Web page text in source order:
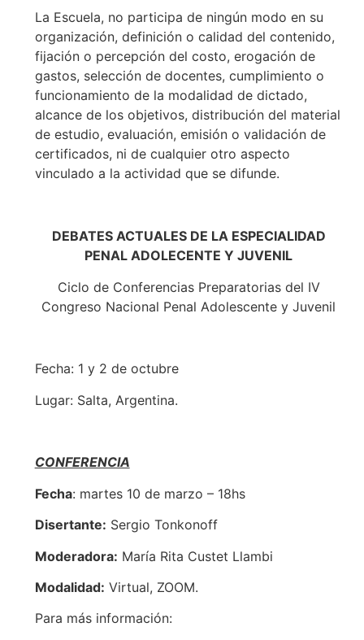
La Escuela, no participa de ningún modo en su
organización, definición o calidad del contenido,
fijación o percepción del costo, erogación de
gastos, selección de docentes, cumplimiento o
funcionamiento de la modalidad de dictado,
alcance de los objetivos, distribución del material
de estudio, evaluación, emisión o validación de
certificados, ni de cualquier otro aspecto
vinculado a la actividad que se difunde.
DEBATES ACTUALES DE LA ESPECIALIDAD
PENAL ADOLECENTE Y JUVENIL
Ciclo de Conferencias Preparatorias del IV
Congreso Nacional Penal Adolescente y Juvenil
Fecha: 1 y 2 de octubre
Lugar: Salta, Argentina.
CONFERENCIA
Fecha: martes 10 de marzo – 18hs
Disertante: Sergio Tonkonoff
Moderadora: María Rita Custet Llambi
Modalidad: Virtual, ZOOM.
Para más información: